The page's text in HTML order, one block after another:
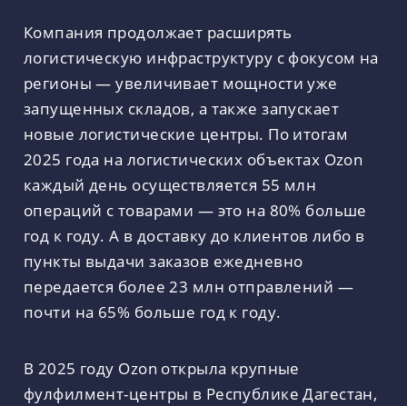
Компания продолжает расширять
логистическую инфраструктуру с фокусом на
регионы — увеличивает мощности уже
запущенных складов, а также запускает
новые логистические центры. По итогам
2025 года на логистических объектах Ozon
каждый день осуществляется 55 млн
операций с товарами — это на 80% больше
год к году. А в доставку до клиентов либо в
пункты выдачи заказов ежедневно
передается более 23 млн отправлений —
почти на 65% больше год к году.
В 2025 году Ozon открыла крупные
фулфилмент-центры в Республике Дагестан,